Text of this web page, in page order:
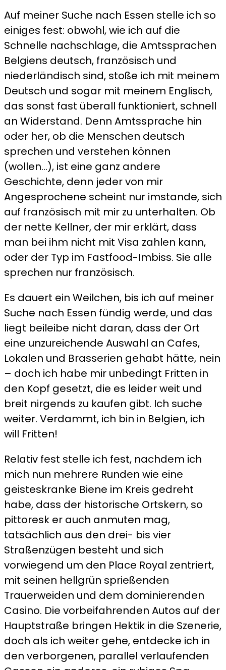
Auf meiner Suche nach Essen stelle ich so
einiges fest: obwohl, wie ich auf die
Schnelle nachschlage, die Amtssprachen
Belgiens deutsch, französisch und
niederländisch sind, stoße ich mit meinem
Deutsch und sogar mit meinem Englisch,
das sonst fast überall funktioniert, schnell
an Widerstand. Denn Amtssprache hin
oder her, ob die Menschen deutsch
sprechen und verstehen können
(wollen…), ist eine ganz andere
Geschichte, denn jeder von mir
Angesprochene scheint nur imstande, sich
auf französisch mit mir zu unterhalten. Ob
der nette Kellner, der mir erklärt, dass
man bei ihm nicht mit Visa zahlen kann,
oder der Typ im Fastfood-Imbiss. Sie alle
sprechen nur französisch.
Es dauert ein Weilchen, bis ich auf meiner
Suche nach Essen fündig werde, und das
liegt beileibe nicht daran, dass der Ort
eine unzureichende Auswahl an Cafes,
Lokalen und Brasserien gehabt hätte, nein
– doch ich habe mir unbedingt Fritten in
den Kopf gesetzt, die es leider weit und
breit nirgends zu kaufen gibt. Ich suche
weiter. Verdammt, ich bin in Belgien, ich
will Fritten!
Relativ fest stelle ich fest, nachdem ich
mich nun mehrere Runden wie eine
geisteskranke Biene im Kreis gedreht
habe, dass der historische Ortskern, so
pittoresk er auch anmuten mag,
tatsächlich aus den drei- bis vier
Straßenzügen besteht und sich
vorwiegend um den Place Royal zentriert,
mit seinen hellgrün sprießenden
Trauerweiden und dem dominierenden
Casino. Die vorbeifahrenden Autos auf der
Hauptstraße bringen Hektik in die Szenerie,
doch als ich weiter gehe, entdecke ich in
den verborgenen, parallel verlaufenden